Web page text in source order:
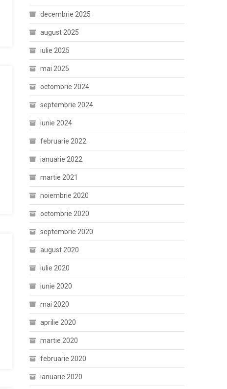
decembrie 2025
august 2025
iulie 2025
mai 2025
octombrie 2024
septembrie 2024
iunie 2024
februarie 2022
ianuarie 2022
martie 2021
noiembrie 2020
octombrie 2020
septembrie 2020
august 2020
iulie 2020
iunie 2020
mai 2020
aprilie 2020
martie 2020
februarie 2020
ianuarie 2020